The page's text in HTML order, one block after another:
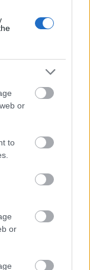
or
to
or
fügével
főzzük.
helyet
rituálé:
csak
a fügét, a…